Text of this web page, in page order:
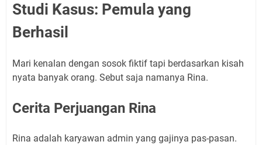
Studi Kasus: Pemula yang
Berhasil
Mari kenalan dengan sosok fiktif tapi berdasarkan kisah
nyata banyak orang. Sebut saja namanya Rina.
Cerita Perjuangan Rina
Rina adalah karyawan admin yang gajinya pas-pasan.